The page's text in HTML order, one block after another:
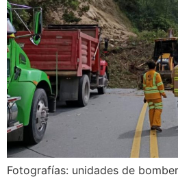
Fotografías: unidades de